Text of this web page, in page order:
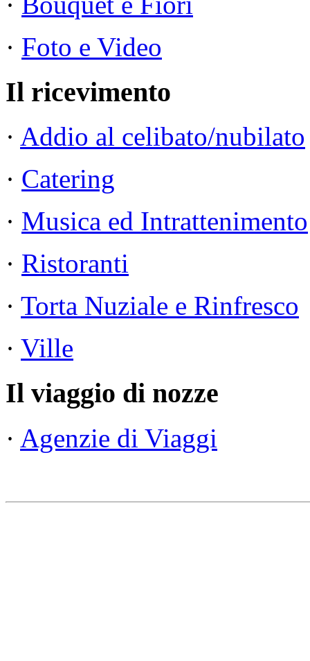
· Foto e Video
Il ricevimento
· Addio al celibato/nubilato
· Catering
· Musica ed Intrattenimento
· Ristoranti
· Torta Nuziale e Rinfresco
· Ville
Il viaggio di nozze
· Agenzie di Viaggi